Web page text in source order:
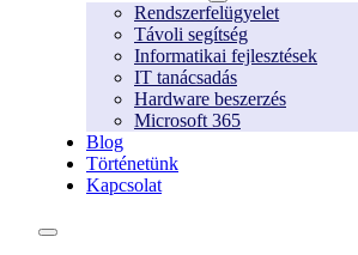
Rendszerfelügyelet
Távoli segítség
Informatikai fejlesztések
IT tanácsadás
Hardware beszerzés
Microsoft 365
Blog
Történetünk
Kapcsolat